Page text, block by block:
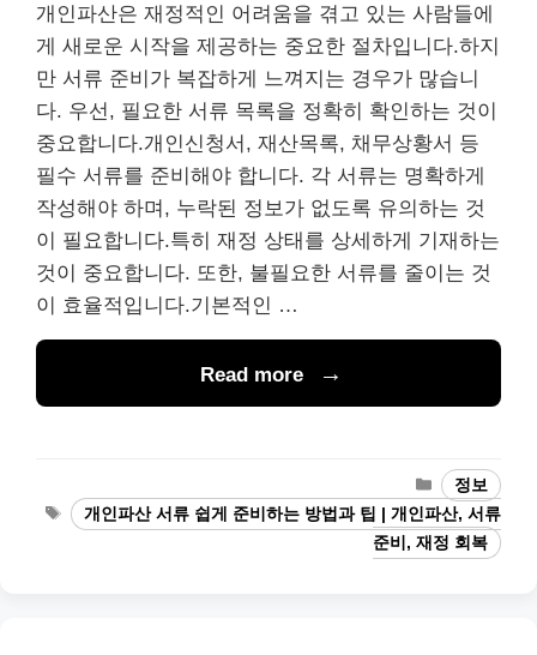
개인파산은 재정적인 어려움을 겪고 있는 사람들에
게 새로운 시작을 제공하는 중요한 절차입니다.하지
만 서류 준비가 복잡하게 느껴지는 경우가 많습니
다. 우선, 필요한 서류 목록을 정확히 확인하는 것이
중요합니다.개인신청서, 재산목록, 채무상황서 등
필수 서류를 준비해야 합니다. 각 서류는 명확하게
작성해야 하며, 누락된 정보가 없도록 유의하는 것
이 필요합니다.특히 재정 상태를 상세하게 기재하는
것이 중요합니다. 또한, 불필요한 서류를 줄이는 것
이 효율적입니다.기본적인 …
Read more
Categories
정보
Tags
개인파산 서류 쉽게 준비하는 방법과 팁 | 개인파산, 서류
준비, 재정 회복